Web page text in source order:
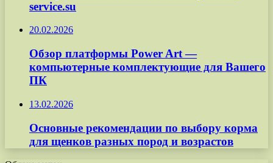
service.su
20.02.2026
Обзор платформы Power Art —
компьютерные комплектующие для Вашего
ПК
13.02.2026
Основные рекомендации по выбору корма
для щенков разных пород и возрастов